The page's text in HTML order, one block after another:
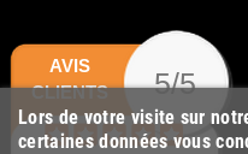
Lors de votre visite sur
certaines données vous
AVIS
CLIENTS
5/5